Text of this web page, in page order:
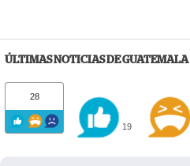
ÚLTIMAS NOTICIAS DE GUATEMALA
28
19